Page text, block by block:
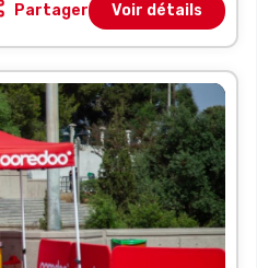
Partager Voir détails